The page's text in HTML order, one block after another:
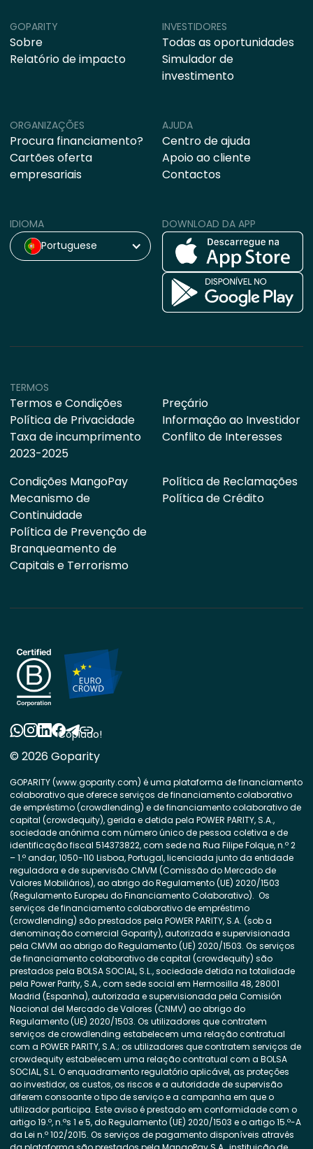
ORGANIZAÇÕES
Procura financiamento?
Cartões oferta
empresariais
AJUDA
Centro de ajuda
Apoio ao cliente
Contactos
GOPARITY
Sobre
Relatório de impacto
INVESTIDORES
Todas as oportunidades
Simulador de
investimento
IDIOMA
Portuguese
DOWNLOAD DA APP
TERMOS
Termos e Condições
Política de Privacidade
Taxa de incumprimento
2023-2025
Preçário
Informação ao Investidor
Conflito de Interesses
Condições MangoPay
Mecanismo de
Continuidade
Política de Prevenção de
Branqueamento de
Capitais e Terrorismo
Política de Reclamações
Política de Crédito
© 2026 Goparity
GOPARITY (www.goparity.com) é uma plataforma de financiamento
colaborativo que oferece serviços de financiamento colaborativo
de empréstimo (crowdlending) e de financiamento colaborativo de
capital (crowdequity), gerida e detida pela POWER PARITY, S.A.,
sociedade anónima com número único de pessoa coletiva e de
identificação fiscal 514373822, com sede na Rua Filipe Folque, n.º 2
– 1.º andar, 1050-110 Lisboa, Portugal, licenciada junto da entidade
reguladora e de supervisão CMVM (Comissão do Mercado de
Valores Mobiliários), ao abrigo do Regulamento (UE) 2020/1503
(Regulamento Europeu do Financiamento Colaborativo). Os
serviços de financiamento colaborativo de empréstimo
(crowdlending) são prestados pela POWER PARITY, S.A. (sob a
denominação comercial Goparity), autorizada e supervisionada
pela CMVM ao abrigo do Regulamento (UE) 2020/1503. Os serviços
de financiamento colaborativo de capital (crowdequity) são
prestados pela BOLSA SOCIAL, S.L., sociedade detida na totalidade
pela Power Parity, S.A., com sede social em Hermosilla 48, 28001
Madrid (Espanha), autorizada e supervisionada pela Comisión
Nacional del Mercado de Valores (CNMV) ao abrigo do
Regulamento (UE) 2020/1503. Os utilizadores que contratem
serviços de crowdlending estabelecem uma relação contratual
com a POWER PARITY, S.A.; os utilizadores que contratem serviços de
crowdequity estabelecem uma relação contratual com a BOLSA
SOCIAL, S.L. O enquadramento regulatório aplicável, as proteções
ao investidor, os custos, os riscos e a autoridade de supervisão
diferem consoante o tipo de serviço e a campanha em que o
utilizador participa. Este aviso é prestado em conformidade com o
artigo 19.º, n.ºs 1 e 5, do Regulamento (UE) 2020/1503 e o artigo 15.º-A
da Lei n.º 102/2015. Os serviços de pagamento disponíveis através
Copiado!